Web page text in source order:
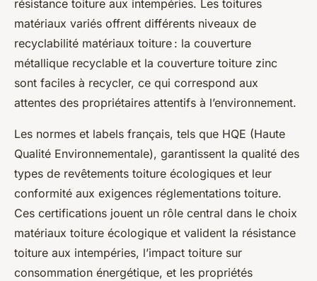
résistance toiture aux intempéries. Les toitures
matériaux variés offrent différents niveaux de
recyclabilité matériaux toiture : la couverture
métallique recyclable et la couverture toiture zinc
sont faciles à recycler, ce qui correspond aux
attentes des propriétaires attentifs à l’environnement.
Les normes et labels français, tels que HQE (Haute
Qualité Environnementale), garantissent la qualité des
types de revêtements toiture écologiques et leur
conformité aux exigences réglementations toiture.
Ces certifications jouent un rôle central dans le choix
matériaux toiture écologique et valident la résistance
toiture aux intempéries, l’impact toiture sur
consommation énergétique, et les propriétés